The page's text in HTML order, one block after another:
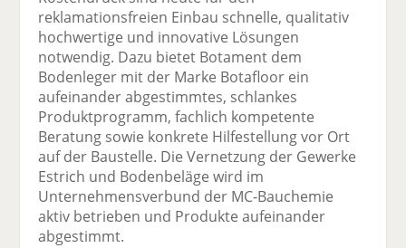
reklamationsfreien Einbau schnelle, qualitativ
hochwertige und innovative Lösungen
notwendig. Dazu bietet Botament dem
Bodenleger mit der Marke Botafloor ein
aufeinander abgestimmtes, schlankes
Produktprogramm, fachlich kompetente
Beratung sowie konkrete Hilfestellung vor Ort
auf der Baustelle. Die Vernetzung der Gewerke
Estrich und Bodenbeläge wird im
Unternehmensverbund der MC-Bauchemie
aktiv betrieben und Produkte aufeinander
abgestimmt.